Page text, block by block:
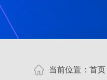
当前位置：首页